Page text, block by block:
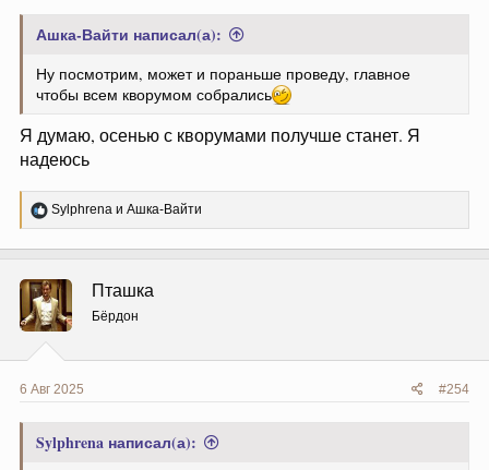
Ашка-Вайти написал(а):
Ну посмотрим, может и пораньше проведу, главное
чтобы всем кворумом собрались
Я думаю, осенью с кворумами получше станет. Я
надеюсь
Р
е
ц
и
и
:
Sylphrena и Ашка-Вайти
Пташка
Бёрдон
6 Авг 2025 #254
Sylphrena написал(а):